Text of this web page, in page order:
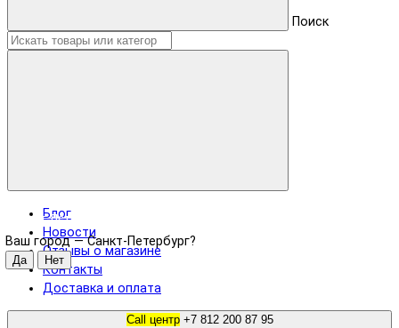
Поиск
Санкт-Петербург
Ваш город —Санкт-Петербург?
Блог
Новости
Отзывы о магазине
Контакты
Доставка и оплата
Call центр +7 812 200 87 95